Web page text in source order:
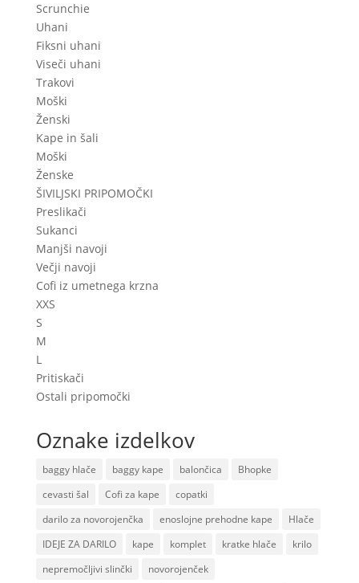
Scrunchie
Uhani
Fiksni uhani
Viseči uhani
Trakovi
Moški
Ženski
Kape in šali
Moški
Ženske
ŠIVILJSKI PRIPOMOČKI
Preslikači
Sukanci
Manjši navoji
Večji navoji
Cofi iz umetnega krzna
XXS
S
M
L
Pritiskači
Ostali pripomočki
Oznake izdelkov
baggy hlače baggy kape balončica
Bhopke
cevasti šal
Cofi za kape
copatki
darilo za novorojenčka
enoslojne prehodne kape
Hlače
IDEJE ZA DARILO
kape komplet kratke hlače
krilo
nepremočljivi slinčki
novorojenček